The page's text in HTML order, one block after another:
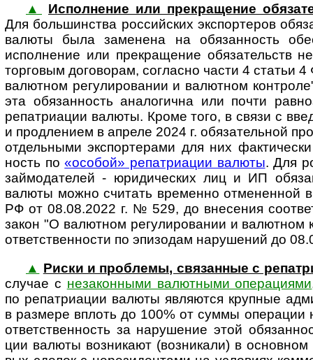
▲
Исполнение или прекращение
Для боль­шин­ства рос­сий­ских экс­пор­те­ров
валюты была заме­нена на обя­зан­ность
испол­не­ние или прекра­ще­ние обя­за­тельств
тор­го­вым дого­во­рам, согла­сно части 4 ста­тьи
валют­ном регу­ли­ро­ва­нии и валют­ном
эта обя­зан­ность анало­гична или почти
репа­триа­ции валюты. Кроме того, в связи с
и про­дле­нием в апреле 2024 г. обя­за­тель­ной
отдель­ными экс­пор­те­рами для них
ность по«осо­бой» репат­ри­а­ции валюты. Для
займо­да­телей - юриди­чес­ких лиц и ИП
валюты можно счи­тать вре­менно отме­нен­ной
РФ от 08.08.2022 г. № 529, до вне­се­ния
закон "О валют­ном регу­ли­ро­ва­нии и валют­ном
ответ­ст­вен­ности по эпи­зо­дам нару­ше­ний до
▲ Риски и проб­лемы, свя­зан­ные с
случае с неза­кон­ными валют­ными опе­ра­ци­ями
по репат­риа­ции валюты являю­тся круп­ные
в раз­мере вплоть до 100% от суммы
ответ­ствен­ность за нару­ше­ние этой
ции валюты возни­кают (воз­ни­кали) в